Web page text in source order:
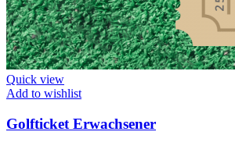
Quick view
Add to wishlist
Golfticket Erwachsener